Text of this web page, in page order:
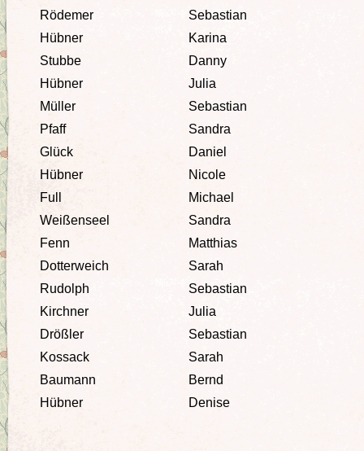
Rödemer
Sebastian
Hübner
Karina
Stubbe
Danny
Hübner
Julia
Müller
Sebastian
Pfaff
Sandra
Glück
Daniel
Hübner
Nicole
Full
Michael
Weißenseel
Sandra
Fenn
Matthias
Dotterweich
Sarah
Rudolph
Sebastian
Kirchner
Julia
Drößler
Sebastian
Kossack
Sarah
Baumann
Bernd
Hübner
Denise